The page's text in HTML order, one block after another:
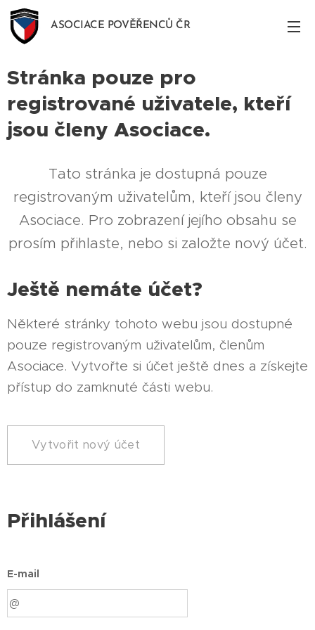
ASOCIACE POVĚŘENCŮ ČR
Stránka pouze pro
registrované uživatele, kteří
jsou členy Asociace.
Tato stránka je dostupná pouze
registrovaným uživatelům, kteří jsou členy
Asociace. Pro zobrazení jejího obsahu se
prosím přihlaste, nebo si založte nový účet.
Ještě nemáte účet?
Některé stránky tohoto webu jsou dostupné
pouze registrovaným uživatelům, členům
Asociace. Vytvořte si účet ještě dnes a získejte
přístup do zamknuté části webu.
Vytvořit nový účet
Přihlášení
E-mail